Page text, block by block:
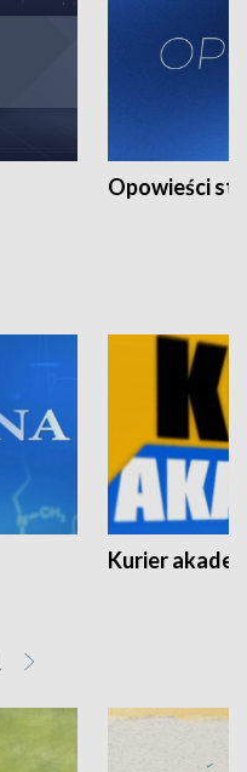
Opowieści
Kurier